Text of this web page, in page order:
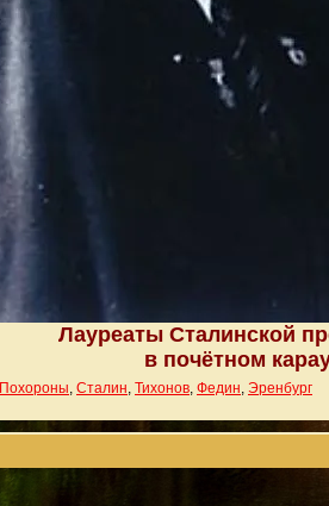
Лауреаты Сталинской
в почётном
Похороны, Сталин, Тихонов, Федин, Эренбург